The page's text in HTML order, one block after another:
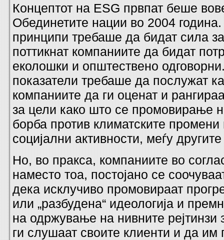
Концептот на ESG првпат беше
Обединетите нации во 2004
принципи требаше да бидат сила
поттикнат компаниите да бидат
еколошки и општествено
показатели требаше да послужат
компаниите да ги оценат и
за цели како што се промовирање
борба против климатските
социјални активности, меѓу
Но, во пракса, компаниите во
наместо тоа, постојано се
дека исклучиво промовираат
или „разбудена“ идеологија и
на одржување на нивните рејтинзи
ги слушаат своите клиенти и да им